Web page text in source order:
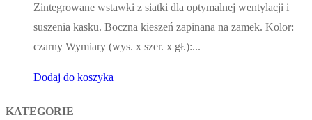
Zintegrowane wstawki z siatki dla optymalnej wentylacji i
suszenia kasku. Boczna kieszeń zapinana na zamek. Kolor:
czarny Wymiary (wys. x szer. x gł.):...
Dodaj do koszyka
KATEGORIE